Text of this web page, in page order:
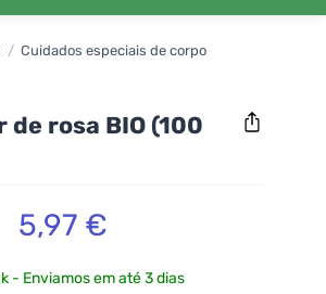
/ Cuidados especiais de corpo
de rosa BIO (100
5,97 €
- Enviamos em até 3 dias